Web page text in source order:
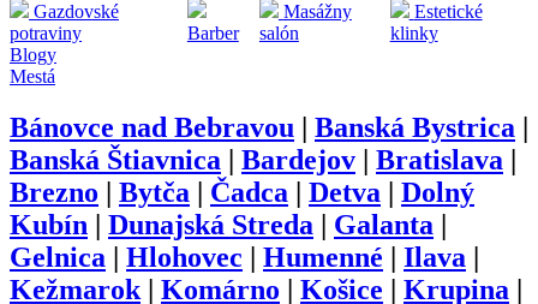
Gazdovské
potraviny
Barber
Masážny
salón
Estetické
klinky
Blogy
Mestá
Bánovce nad Bebravou Banská Bystrica
Banská Štiavnica
Bardejov Bratislava
Brezno
Bytča Čadca Detva
Dolný
Kubín
Dunajská Streda Galanta
Gelnica
Hlohovec Humenné Ilava
Kežmarok| Komárno Košice Krupina